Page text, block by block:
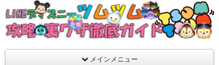
LINEディズニー ツムツム攻略・裏ワザ徹底
支持率No1！痒いところに手が届くツムツム攻略サイト！新ツ
ラ評価も丁寧に解説！ツムツムを120％楽しめるサイトを目指し
メインメニュー